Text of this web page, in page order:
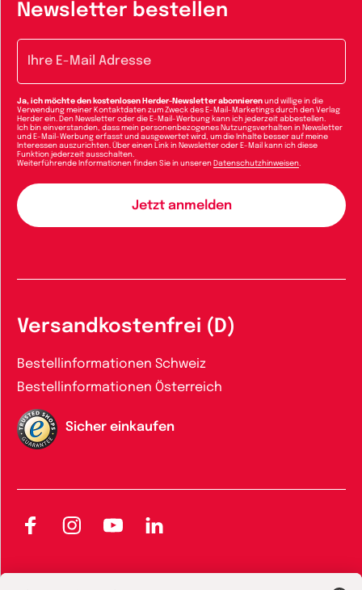
Newsletter bestellen
Ja, ich möchte den kostenlosen Herder-Newsletter abonnieren und willige in die
Verwendung meiner Kontaktdaten zum Zweck des E-Mail-Marketings durch den Verlag
Herder ein. Den Newsletter oder die E-Mail-Werbung kann ich jederzeit abbestellen.
Ich bin einverstanden, dass mein personenbezogenes Nutzungsverhalten in Newsletter
und E-Mail-Werbung erfasst und ausgewertet wird, um die Inhalte besser auf meine
Interessen auszurichten. Über einen Link in Newsletter oder E-Mail kann ich diese
Funktion jederzeit ausschalten.
Weiterführende Informationen finden Sie in unseren Datenschutzhinweisen
Versandkostenfrei (D)
Bestellinformationen Schweiz
Bestellinformationen Österreich
Sicher einkaufen
FacebookInstagramYouTubeLinkedIn